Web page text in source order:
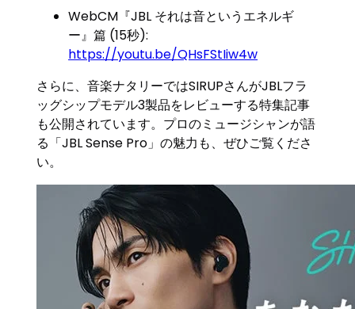
WebCM『JBL それは音というエネルギ
ー』篇 (15秒):
https://youtu.be/QHsFStIiw4w
さらに、音楽ナタリーではSIRUPさんがJBLフラ
ッグシップモデル3製品をレビューする特集記事
も公開されています。プロのミュージシャンが語
る「JBL Sense Pro」の魅力も、ぜひご覧くださ
い。